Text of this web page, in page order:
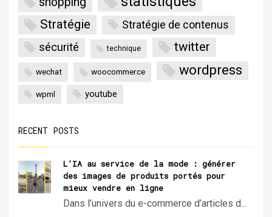
Stratégie Stratégie de contenus
sécurité technique twitter
wechat woocommerce wordpress
wpml youtube
RECENT POSTS
L’IA au service de la mode : générer
des images de produits portés pour
mieux vendre en ligne
Dans l’univers du e-commerce d’articles d...